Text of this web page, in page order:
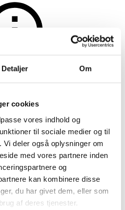
Detaljer Om
cookies
vores indhold og
til sociale medier og til
deler også oplysninger om
med vores partnere inden
og
kan kombinere disse
du har givet dem, eller som
af deres tjenester.
er afsluttet
(ca. 80)
VARENUMMER
6589233